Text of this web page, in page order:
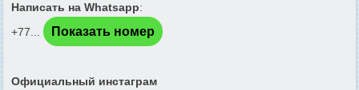
Написать на Whatsapp:
+77...
Показать номер
Официальный инстаграм